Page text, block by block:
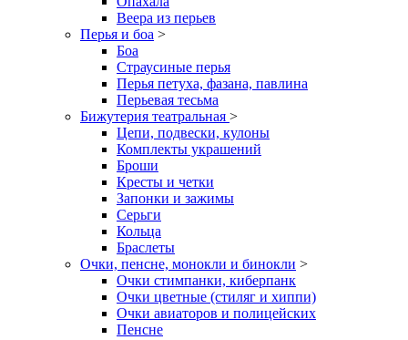
Веера из перьев
Перья и боа >
Боа
Страусиные перья
Перья петуха, фазана, павлина
Перьевая тесьма
Бижутерия театральная >
Цепи, подвески, кулоны
Комплекты украшений
Броши
Кресты и четки
Запонки и зажимы
Серьги
Кольца
Браслеты
Очки, пенсне, монокли и бинокли >
Очки стимпанки, киберпанк
Очки цветные (стиляг и хиппи)
Очки авиаторов и полицейских
Пенсне